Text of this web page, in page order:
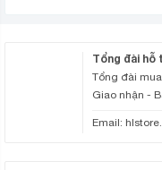
Tổng đài
Tổng đài
Giao nhận -
Email: